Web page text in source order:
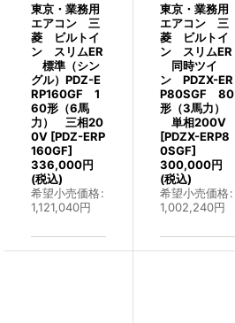
東京・業務用
エアコン 三
菱 ビルトイ
ン スリムER
標準（シン
グル）PDZ-E
RP160GF 1
60形（6馬
力） 三相20
0V [PDZ-ERP
160GF]
336,000円
(税込)
希望小売価格:
1,121,040円
東京・業務用
エアコン 三
菱 ビルトイ
ン スリムER
同時ツイ
ン PDZX-ER
P80SGF 80
形（3馬力）
単相200V
[PDZX-ERP8
0SGF]
300,000円
(税込)
希望小売価格:
1,002,240円